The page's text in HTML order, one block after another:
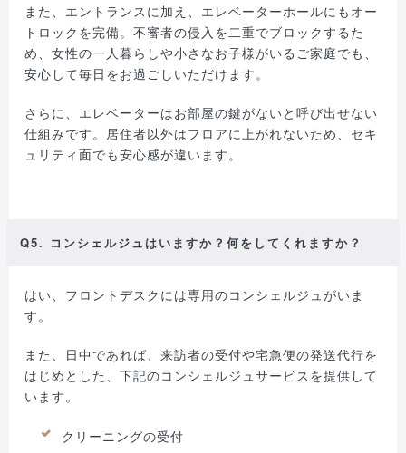
また、エントランスに加え、エレベーターホールにもオー
トロックを完備。不審者の侵入を二重でブロックするた
め、女性の一人暮らしや小さなお子様がいるご家庭でも、
安心して毎日をお過ごしいただけます。
さらに、エレベーターはお部屋の鍵がないと呼び出せない
仕組みです。居住者以外はフロアに上がれないため、セキ
ュリティ面でも安心感が違います。
Q5. コンシェルジュはいますか？何をしてくれますか？
はい、フロントデスクには専用のコンシェルジュがいま
す。
また、日中であれば、来訪者の受付や宅急便の発送代行を
はじめとした、下記のコンシェルジュサービスを提供して
います。
クリーニングの受付